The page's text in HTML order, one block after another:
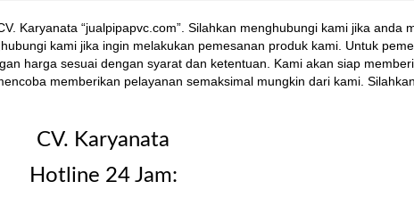
Karyanata “jualpipapvc.com”. Silahkan menghubungi kami jika anda
kami jika ingin melakukan pemesanan produk kami. Untuk
harga sesuai dengan syarat dan ketentuan. Kami akan siap
memberikan pelayanan semaksimal mungkin dari kami.
CV. Karyanata
Hotline 24 Jam: